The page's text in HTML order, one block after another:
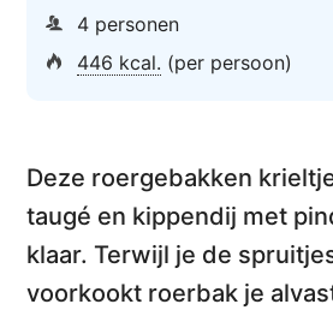
4 personen
446 kcal. (per persoon)
Deze roergebakken
taugé en kippendij met
klaar. Terwijl je de
voorkookt roerbak je